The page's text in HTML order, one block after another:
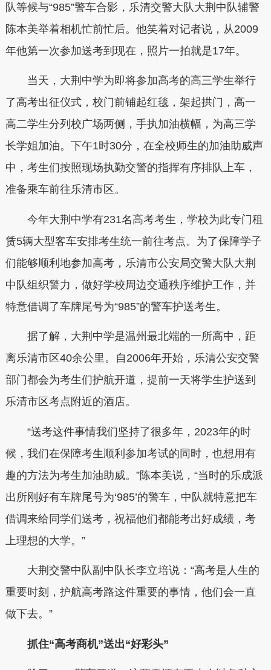
队等候与“985”警车合影，乐清交警大队大荆中队辅警
陈本美举着相机忙前忙后。他笑着对记者说，从2009
年他第一次参加送考到现在，照片一拍就是17年。
当天，大荆中学为即将参加高考的高三学生举行
了高考出征仪式，校门前铺起红毯，架起拱门，高一
高二学生分列校广场两侧，手执加油横幅，为高三学
长学姐加油。下午1时30分，在全校师生的加油助威声
中，考生们按照现场执勤交警的指挥有序排队上车，
准备乘车前往乐清市区。
今年大荆中学有231名高考考生，学校为此专门租
赁5辆大型客车安排考生统一前往考点。为了保障学子
们能够顺利地参加高考，乐清市公安局交警大队大荆
中队组织警力，做好学校周边交通秩序维护工作，并
特意借调了车牌尾号为“985”的警车护送考生。
据了解，大荆中学是温州最北端的一所高中，距
离乐清市区40余公里。自2006年开始，乐清公安交警
部门都会为考生们护航开道，提前一天将学生护送到
乐清市区考点附近的酒店。
“送考这件事情我们坚持了很多年，2023年的时
候，我们在保障考生顺利参加考试的同时，也想用有
趣的方法为考生加油助威。”陈本美说，“当时的乐成派
出所刚好有车牌尾号为‘985’的警车，中队就特意把车
借调来给同学们送考，祝福他们都能考出好成绩，考
上理想的大学。”
大荆交警中队副中队长李立培说：“高考是人生的
重要时刻，护航高考路这件重要的事情，他们会一直
做下去。”
抓住“高考商机”送出“好彩头”